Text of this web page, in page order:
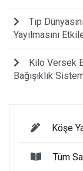
Tıp
Yayılmasını
Kilo Versek
Bağışıklık
Köşe
Tüm